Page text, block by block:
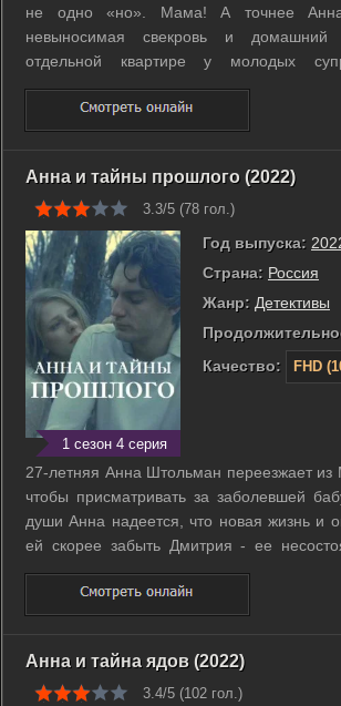
не одно «но». Мама! А точнее
невыносимая свекровь и
отдельной квартире у молодых
получается – мама требует
заботы. А поскольку у мамы
потакает всем ее капризам. И конечно,
Анна и тайны прошлого (2022)
3.3/5 (78 гол.)
1 сезон 4 серия
Год выпуска:
Страна: Россия
Жанр: Детективы
Качество:
FHD
27-летняя Анна Штольман переезжает из
чтобы присматривать за заболевшей
души Анна надеется, что новая жизнь и
ей скорее забыть Дмитрия - ее
Внезапное жестокое убийство
собственной свадьбе убит жених. Его
Черной вдовой: все ее ...
Анна и тайна ядов (2022)
3.4/5 (102 гол.)